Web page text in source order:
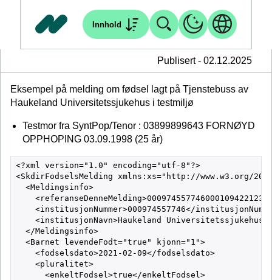
Innhold
Publisert - 02.12.2025
Eksempel på melding om fødsel lagt på Tjenstebuss av
Haukeland Universitetssjukehus i testmiljø
Testmor fra SyntPop/Tenor : 03899899643 FORNØYD
OPPHOPING 03.09.1998 (25 år)
<?xml version="1.0" encoding="utf-8"?>
<SkdirFodselsMelding xmlns:xs="http://www.w3.org/2001/
  <Meldingsinfo>
<institusjonNummer>000974557746</
<institusjonNavn>Haukeland
  </Meldingsinfo>
  <Barnet levendeFodt="true" kjonn="1">
    <fodselsdato>2021-02-09</fodselsdato>
    <pluralitet>
      <enkeltFodsel>true</enkeltFodsel>